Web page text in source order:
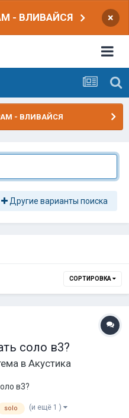
- ВЛИВАЙСЯ ×
- ВЛИВАЙСЯ
Другие варианты поиска
СОРТИРОВКА
соло в3?
в Акустика
в3?
solo (и ещё 1 )